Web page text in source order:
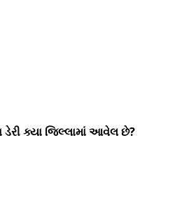
ડેરી ક્યા જિલ્લામાં આવેલ છે?